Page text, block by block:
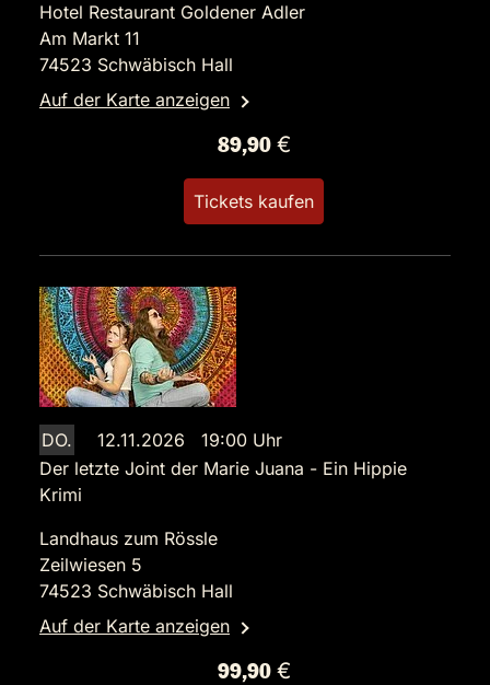
Hotel Restaurant Goldener Adler
Am Markt 11
74523 Schwäbisch Hall
Auf der Karte anzeigen
89,90 €
Tickets kaufen
DO.
12.11.2026 19:00 Uhr
Der letzte Joint der Marie Juana - Ein Hippie
Krimi
Landhaus zum Rössle
Zeilwiesen 5
74523 Schwäbisch Hall
Auf der Karte anzeigen
99,90 €